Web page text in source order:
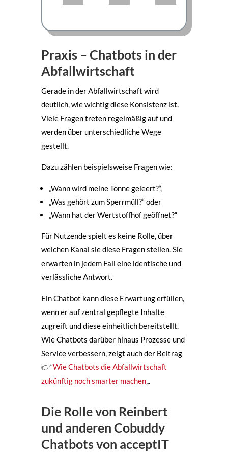
Praxis – Chatbots in der
Abfallwirtschaft
Gerade in der Abfallwirtschaft wird
deutlich, wie wichtig diese Konsistenz ist.
Viele Fragen treten regelmäßig auf und
werden über unterschiedliche Wege
gestellt.
Dazu zählen beispielsweise Fragen wie:
„Wann wird meine Tonne geleert?“,
„Was gehört zum Sperrmüll?“ oder
„Wann hat der Wertstoffhof geöffnet?“
Für Nutzende spielt es keine Rolle, über
welchen Kanal sie diese Fragen stellen. Sie
erwarten in jedem Fall eine identische und
verlässliche Antwort.
Ein Chatbot kann diese Erwartung erfüllen,
wenn er auf zentral gepflegte Inhalte
zugreift und diese einheitlich bereitstellt.
Wie Chatbots darüber hinaus Prozesse und
Service verbessern, zeigt auch der Beitrag
👉“Wie Chatbots die Abfallwirtschaft
zukünftig noch smarter machen„.
Die Rolle von Reinbert
und anderen Cobuddy
Chatbots von acceptIT